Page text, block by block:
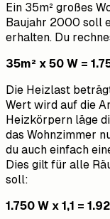
Ein 35m² großes
Baujahr 2000 soll
erhalten. Du
35m² x 50 W =
Die Heizlast
Wert wird auf die
Heizkörpern läge
das Wohnzimmer
du auch einfach
Dies gilt für alle
soll:
1.750 W x 1,1 =